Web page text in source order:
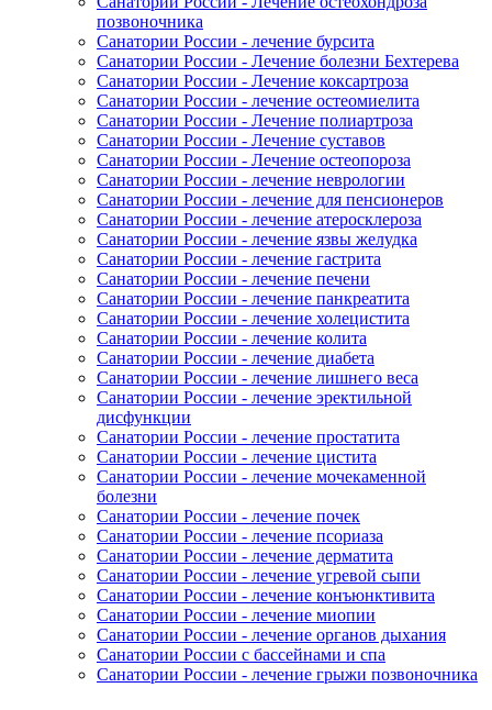
позвоночника
Санатории России - лечение бурсита
Санатории России - Лечение болезни Бехтерева
Санатории России - Лечение коксартроза
Санатории России - лечение остеомиелита
Санатории России - Лечение полиартроза
Санатории России - Лечение суставов
Санатории России - Лечение остеопороза
Санатории России - лечение неврологии
Санатории России - лечение для пенсионеров
Санатории России - лечение атеросклероза
Санатории России - лечение язвы желудка
Санатории России - лечение гастрита
Санатории России - лечение печени
Санатории России - лечение панкреатита
Санатории России - лечение холецистита
Санатории России - лечение колита
Санатории России - лечение диабета
Санатории России - лечение лишнего веса
Санатории России - лечение эректильной
дисфункции
Санатории России - лечение простатита
Санатории России - лечение цистита
Санатории России - лечение мочекаменной
болезни
Санатории России - лечение почек
Санатории России - лечение псориаза
Санатории России - лечение дерматита
Санатории России - лечение угревой сыпи
Санатории России - лечение конъюнктивита
Санатории России - лечение миопии
Санатории России - лечение органов дыхания
Санатории России с бассейнами и спа
Санатории России - лечение грыжи позвоночника